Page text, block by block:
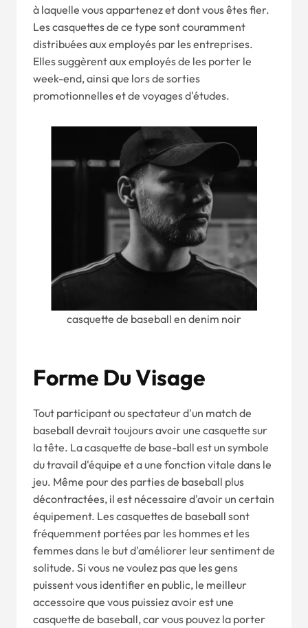
à laquelle vous appartenez et dont vous êtes fier.
Les casquettes de ce type sont couramment
distribuées aux employés par les entreprises.
Elles suggèrent aux employés de les porter le
week-end, ainsi que lors de sorties
promotionnelles et de voyages d'études.
casquette de baseball en denim noir
Forme Du Visage
Tout participant ou spectateur d'un match de
baseball devrait toujours avoir une casquette sur
la tête. La casquette de base-ball est un symbole
du travail d'équipe et a une fonction vitale dans le
jeu. Même pour des parties de baseball plus
décontractées, il est nécessaire d'avoir un certain
équipement. Les casquettes de baseball sont
fréquemment portées par les hommes et les
femmes dans le but d'améliorer leur sentiment de
solitude. Si vous ne voulez pas que les gens
puissent vous identifier en public, le meilleur
accessoire que vous puissiez avoir est une
casquette de baseball, car vous pouvez la porter